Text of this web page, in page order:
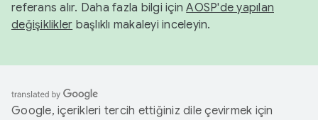
referans alır. Daha fazla bilgi içinAOSP'de yapılan
değişiklikler başlıklı makaleyi inceleyin.
Google, içerikleri tercih ettiğiniz dile çevirmek için